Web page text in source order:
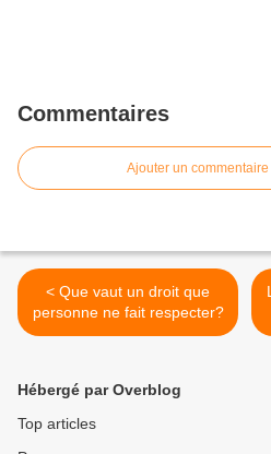
Commentaires
Ajouter un commentaire
< Que vaut un droit que
personne ne fait respecter?
Hébergé par Overblog
Top articles